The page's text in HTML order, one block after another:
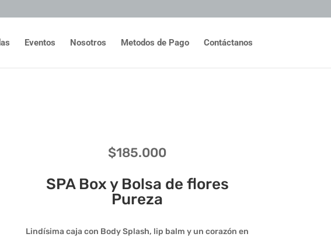
Eventos Nosotros Metodos de Pago Contáctanos
$185.000
SPA Box y Bolsa de flores
Pureza
Lindísima caja con Body Splash, lip balm y un corazón en